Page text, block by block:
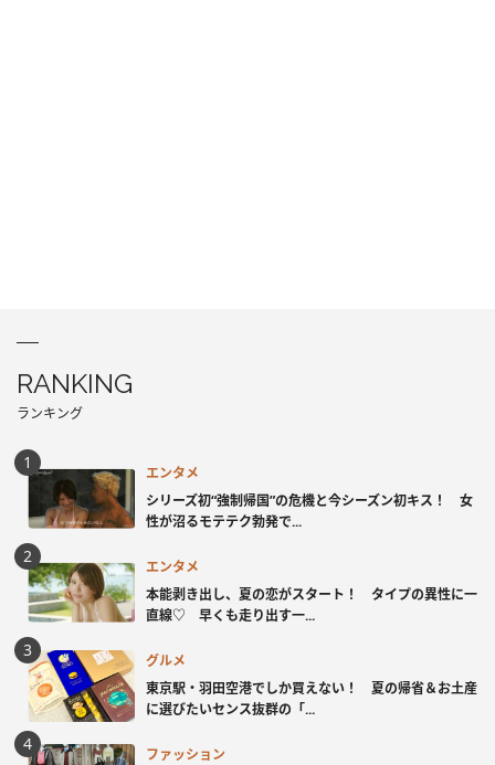
RANKING
ランキング
エンタメ
シリーズ初“強制帰国”の危機と今シーズン初キス！ 女
性が沼るモテテク勃発で...
エンタメ
本能剥き出し、夏の恋がスタート！ タイプの異性に一
直線♡ 早くも走り出す一...
グルメ
東京駅・羽田空港でしか買えない！ 夏の帰省＆お土産
に選びたいセンス抜群の「...
ファッション